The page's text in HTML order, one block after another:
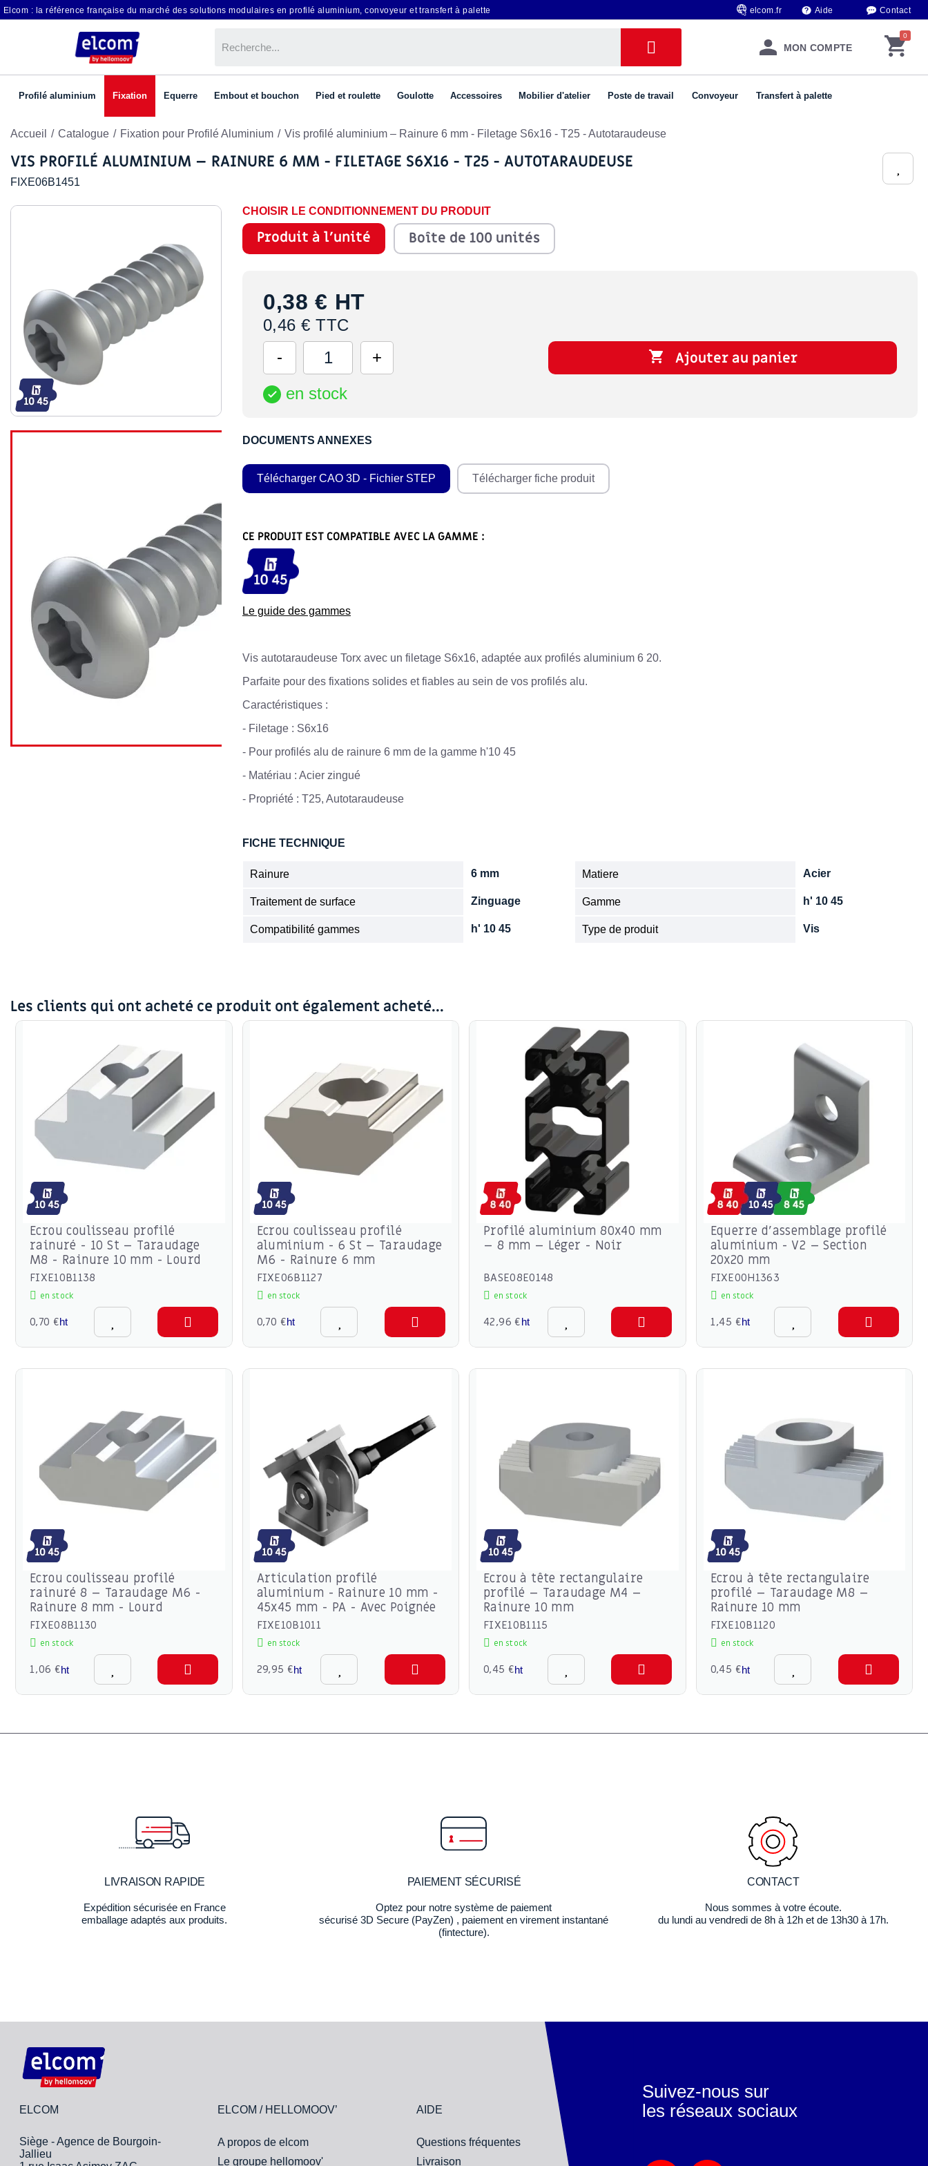
Elcom : la référence française du marché des solutions modulaires en profilé aluminium, convoyeur et transfert à palette elcom.fr Aide Contact
MON COMPTE
Profilé aluminium Fixation Equerre Embout et bouchon Pied et roulette Goulotte Accessoires Mobilier d'atelier Poste de travail Convoyeur Transfert à palette
Accueil Catalogue Fixation pour Profilé Aluminium Vis profilé aluminium – Rainure 6 mm - Filetage S6x16 - T25 - Autotaraudeuse
VIS PROFILÉ ALUMINIUM – RAINURE 6 MM - FILETAGE S6X16 - T25 - AUTOTARAUDEUSE
FIXE06B1451
CHOISIR LE CONDITIONNEMENT DU PRODUIT
Produit à l'unité Boîte de 100 unités
0,38 € HT
0,46 € TTC
 Ajouter au panier
 en stock
DOCUMENTS ANNEXES
Télécharger CAO 3D - Fichier STEP Télécharger fiche produit
CE PRODUIT EST COMPATIBLE AVEC LA GAMME :
Le guide des gammes
Vis autotaraudeuse Torx avec un filetage S6x16, adaptée aux profilés aluminium 6 20.
Parfaite pour des fixations solides et fiables au sein de vos profilés alu.
Caractéristiques :
- Filetage : S6x16
- Pour profilés alu de rainure 6 mm de la gamme h'10 45
- Matériau : Acier zingué
- Propriété : T25, Autotaraudeuse
FICHE TECHNIQUE
Rainure 6 mm Matiere Acier
Traitement de surface Zinguage Gamme h' 10 45
Compatibilité gammes h' 10 45 Type de produit Vis
Les clients qui ont acheté ce produit ont également acheté...
Ecrou coulisseau profilé
rainuré - 10 St – Taraudage
M8 - Rainure 10 mm - Lourd
FIXE10B1138
en stock
0,70 €ht
Ecrou coulisseau profilé
aluminium - 6 St – Taraudage
M6 - Rainure 6 mm
FIXE06B1127
en stock
0,70 €ht
Profilé aluminium 80x40 mm
– 8 mm – Léger - Noir
BASE08E0148
en stock
42,96 €ht
Equerre d’assemblage profilé
aluminium - V2 – Section
20x20 mm
FIXE00H1363
en stock
1,45 €ht
Ecrou coulisseau profilé
rainuré 8 – Taraudage M6 -
Rainure 8 mm - Lourd
FIXE08B1130
en stock
1,06 €ht
Articulation profilé
aluminium - Rainure 10 mm -
45x45 mm - PA - Avec Poignée
FIXE10B1011
en stock
29,95 €ht
Ecrou à tête rectangulaire
profilé – Taraudage M4 –
Rainure 10 mm
FIXE10B1115
en stock
0,45 €ht
Ecrou à tête rectangulaire
profilé – Taraudage M8 –
Rainure 10 mm
FIXE10B1120
en stock
0,45 €ht
LIVRAISON RAPIDE
Expédition sécurisée en France
emballage adaptés aux produits.
PAIEMENT SÉCURISÉ
Optez pour notre système de paiement
sécurisé 3D Secure (PayZen) , paiement en virement instantané
(fintecture).
CONTACT
Nous sommes à votre écoute.
du lundi au vendredi de 8h à 12h et de 13h30 à 17h.
ELCOM
Siège - Agence de Bourgoin-
Jallieu
ELCOM / HELLOMOOV’
A propos de elcom
Le groupe hellomoov'
AIDE
Questions fréquentes
Livraison
Suivez-nous sur
les réseaux sociaux